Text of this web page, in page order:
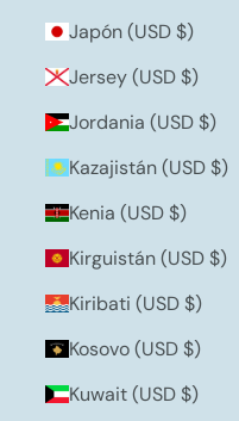
Japón (USD $)
Jersey (USD $)
Jordania (USD $)
Kazajistán (USD $)
Kenia (USD $)
Kirguistán (USD $)
Kiribati (USD $)
Kosovo (USD $)
Kuwait (USD $)